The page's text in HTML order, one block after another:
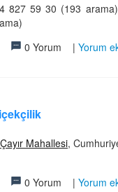
827 59 30 (193
0 Yorum | Yorum
Çayır Mahallesi,
0 Yorum | Yorum